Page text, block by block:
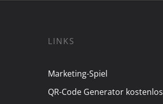
LINKS
Marketing-Spiel
QR-Code Generator kostenlos